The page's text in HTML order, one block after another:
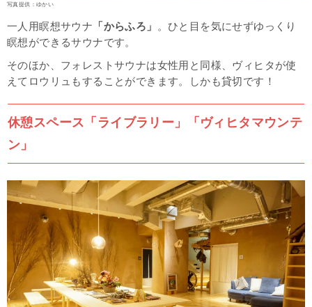
写真提供：ゆかい
一人用瞑想サウナ 「からふろ」
。ひと目を気にせずゆっくり
瞑想ができるサウナです。
そのほか、フォレストサウナは女性用と同様、ヴィヒタが使
えてロウリュもすることができます。しかも貸切です！
休憩スペース「ライブラリー」「ヴィヒタマウンテ
ン」